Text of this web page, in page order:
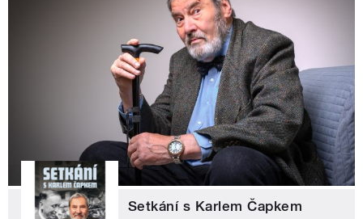
Setkání s Karlem Čapkem